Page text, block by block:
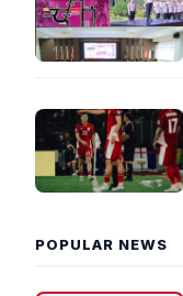
POPULAR NEWS